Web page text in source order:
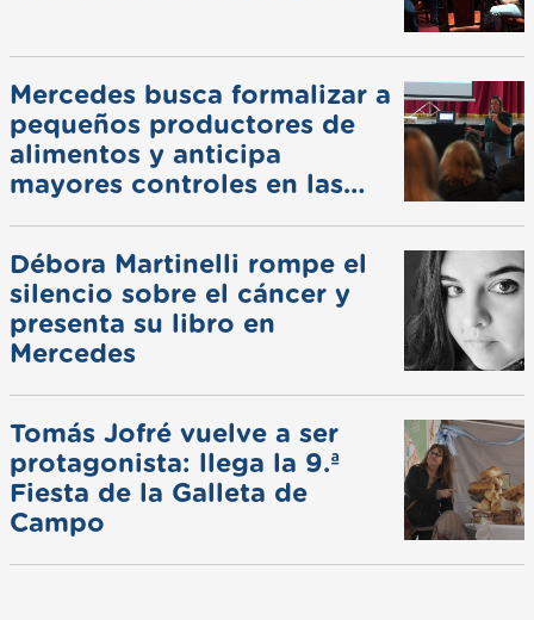
Mercedes busca formalizar a
pequeños productores de
alimentos y anticipa
mayores controles en las
Débora Martinelli rompe el
silencio sobre el cáncer y
presenta su libro en
Mercedes
Tomás Jofré vuelve a ser
protagonista: llega la 9.ª
Fiesta de la Galleta de
Campo